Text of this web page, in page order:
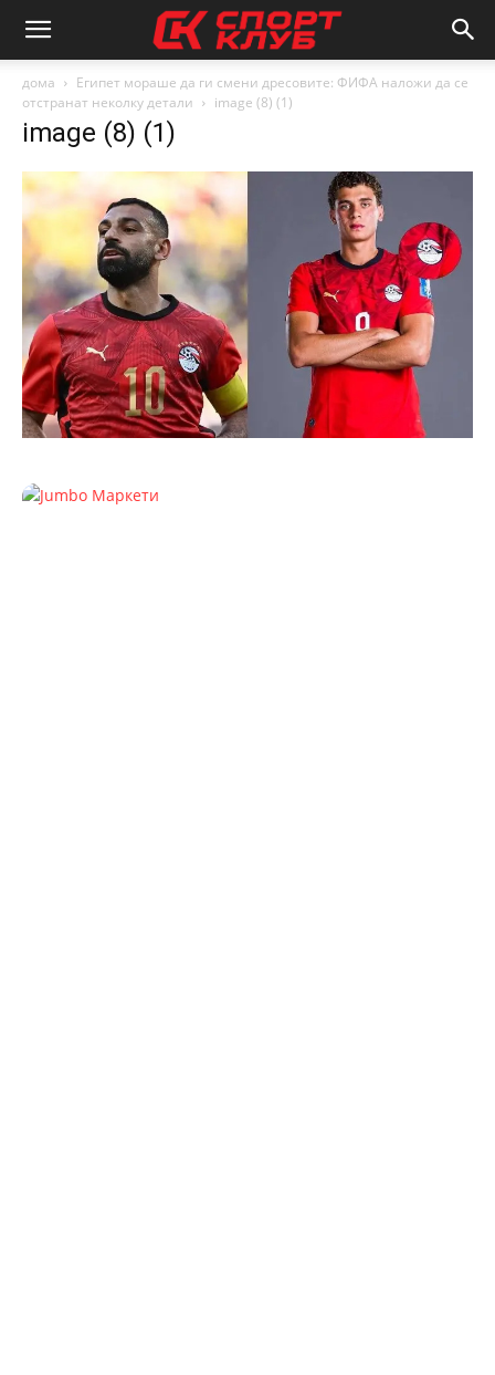
дома
Египет мораше да ги смени дресовите: ФИФА наложи да се
отстранат неколку детали
image (8) (1)
image (8) (1)